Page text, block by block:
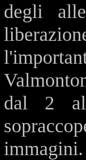
degli
dal 2 al